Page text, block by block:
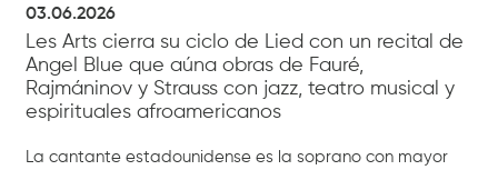
03.06.2026
Les Arts cierra su ciclo de Lied con un recital de
Angel Blue que aúna obras de Fauré,
Rajmáninov y Strauss con jazz, teatro musical y
espirituales afroamericanos
La cantante estadounidense es la soprano con mayor